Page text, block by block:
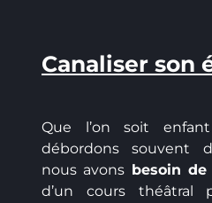
Canaliser son
Que l’on soit
débordons souvent
nous avons besoin de
d’un cours théâtral